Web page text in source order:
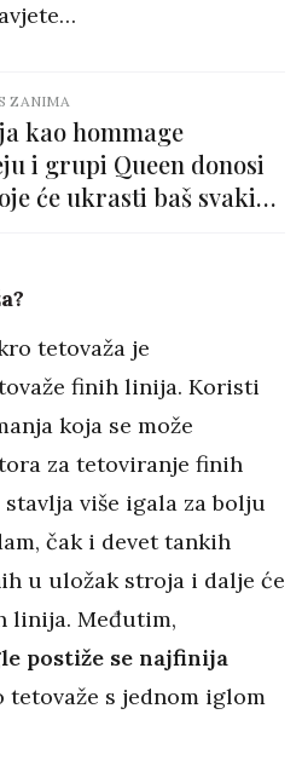
ZANIMA
kao hommage
i grupi Queen donosi
će ukrasti baš svaki
tetovaža je
finih linija. Koristi
koja se može
za tetoviranje finih
više igala za bolju
čak i devet tankih
u uložak stroja i dalje će
linija. Međutim,
postiže se najfinija
tetovaže s jednom iglom